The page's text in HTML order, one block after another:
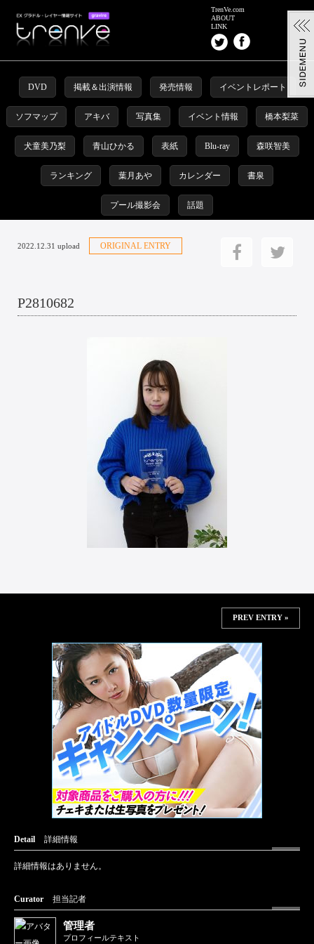
TrenVe.com
ABOUT
LINK
DVD 掲載＆出演情報 発売情報 イベントレポート
ソフマップ アキバ 写真集 イベント情報 橋本梨菜
犬童美乃梨 青山ひかる 表紙 Blu-ray 森咲智美
ランキング 葉月あや カレンダー 書泉
プール撮影会 話題
2022.12.31 upload ORIGINAL ENTRY
P2810682
PREV ENTRY »
Detail 詳細情報
詳細情報はありません。
Curator 担当記者
管理者
プロフィールテキスト